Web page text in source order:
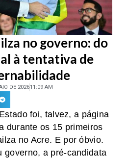
no governo: do
à tentativa de
DE 202611:09 AM
foi, talvez, a página
durante os 15 primeiros
no Acre. E por óbvio.
governo, a pré-candidata